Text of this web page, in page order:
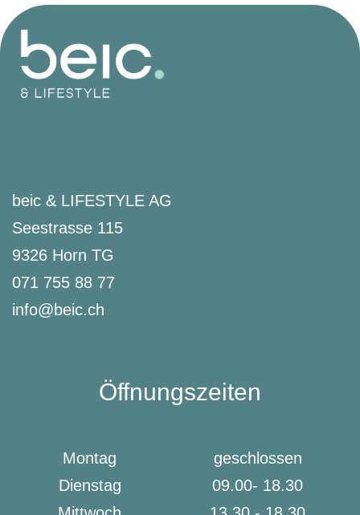
beic & LIFESTYLE AG
Seestrasse 115
9326 Horn TG
071 755 88 77
info@beic.ch
Öffnungszeiten
Montag
geschlossen
Dienstag
09.00- 18.30